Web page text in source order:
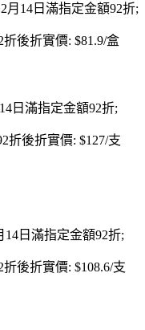
月14日滿指定金額92折;
後折實價: $81.9/盒
日滿指定金額92折;
折後折實價: $127/支
14日滿指定金額92折;
後折實價: $108.6/支